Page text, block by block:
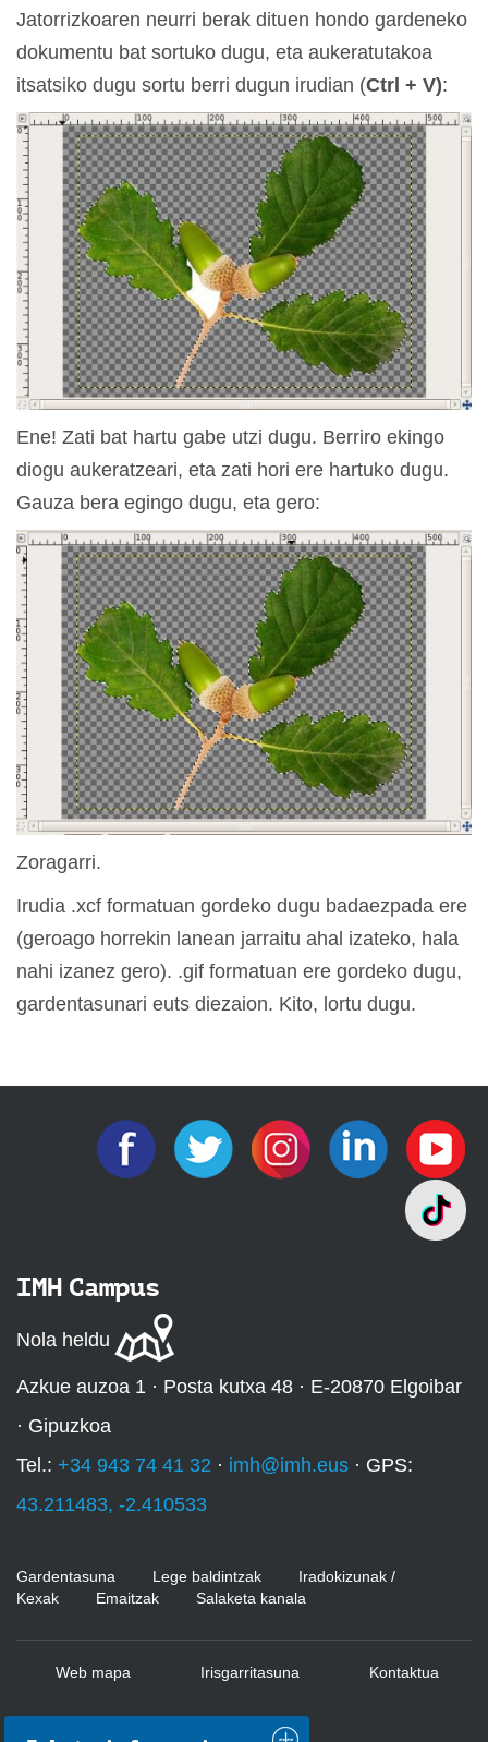
Jatorrizkoaren neurri berak dituen hondo gardeneko
dokumentu bat sortuko dugu, eta aukeratutakoa
itsatsiko dugu sortu berri dugun irudian (Ctrl + V):
Ene! Zati bat hartu gabe utzi dugu. Berriro ekingo
diogu aukeratzeari, eta zati hori ere hartuko dugu.
Gauza bera egingo dugu, eta gero:
Zoragarri.
Irudia .xcf formatuan gordeko dugu badaezpada ere
(geroago horrekin lanean jarraitu ahal izateko, hala
nahi izanez gero). .gif formatuan ere gordeko dugu,
gardentasunari euts diezaion. Kito, lortu dugu.
IMH Campus
Nola heldu
Azkue auzoa 1 · Posta kutxa 48 · E-20870 Elgoibar
· Gipuzkoa
Tel.: +34 943 74 41 32 · imh@imh.eus · GPS:
43.211483, -2.410533
Gardentasuna Lege baldintzak
Iradokizunak /
Kexak
Emaitzak Salaketa kanala
Web mapa Irisgarritasuna Kontaktua